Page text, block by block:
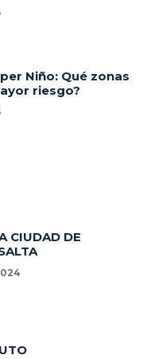
Niño: Qué zonas
riesgo?
CIUDAD DE